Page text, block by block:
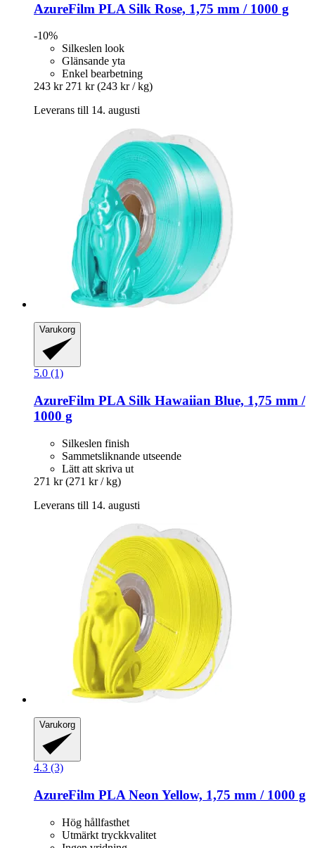
AzureFilm PLA Silk Rose, 1,75 mm / 1000 g
-10%
Silkeslen look
Glänsande yta
Enkel bearbetning
243 kr 271 kr (243 kr / kg)
Leverans till 14. augusti
Varukorg
5.0 (1)
AzureFilm PLA Silk Hawaiian Blue, 1,75 mm /
1000 g
Silkeslen finish
Sammetsliknande utseende
Lätt att skriva ut
271 kr (271 kr / kg)
Leverans till 14. augusti
Varukorg
4.3 (3)
AzureFilm PLA Neon Yellow, 1,75 mm / 1000 g
Hög hållfasthet
Utmärkt tryckkvalitet